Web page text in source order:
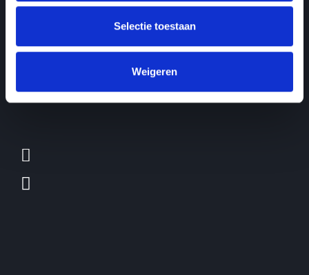
Selectie toestaan
Weigeren